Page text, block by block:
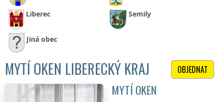
Liberec Semily
Jiná obec
OBJEDNAT
MYTÍ OKEN LIBERECKÝ KRAJ
MYTÍ OKEN